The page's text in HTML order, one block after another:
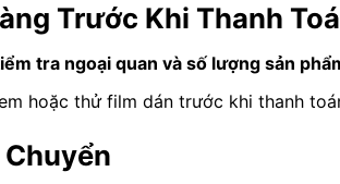
Trước Khi Thanh
tra ngoại quan và số lượng sản
hoặc thử film dán trước khi thanh